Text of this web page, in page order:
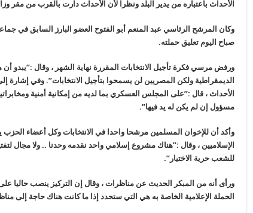
الأحداث باعتباره من يدير البلد ونظرا لأن الأحداث دارت بالقرب من مقر
وكان المرشح الرئاسي عبد المنعم أبو الفتوح العضو البارز السابق في
صباح اليوم تعليق حملته.
ورفض مرسي فكرة تأجيل الانتخابات المقررة نهاية الشهر ، وقال :”يبدو
الديمقراطية ولكن المصريين لن يسمحوا بتأجيل الانتخابات”. وفي
الأحداث ، قال :”على المجلس العسكري بما لديه من إمكانية أمنية
مسؤول إن لم يكن له يد فيها”.
وأكد أن للإخوان المسلمين مرشحا واحدا في الانتخابات وكل أعضاء
الإسلاميين ، وقال :”هناك مشروع إسلامي واحد نقدمه وحدنا .. ولا مجال
للشعب حرية الاختيار”.
ورأى أنه من المبكر الحديث عن مناظرات ، وقال إن التركيز ينصب حاليا
الحملة الإعلامية الخاصة به هي التي ستحدد إذا ما كانت هناك حاجة إلى